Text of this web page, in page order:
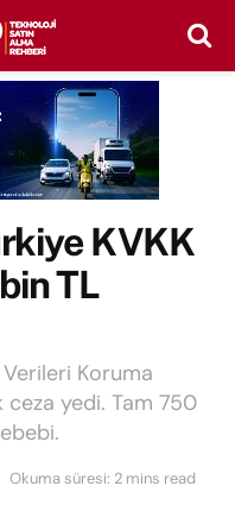
KVKK
TL
Koruma
ceza yedi. Tam 750
Okuma süresi: 2 mins read